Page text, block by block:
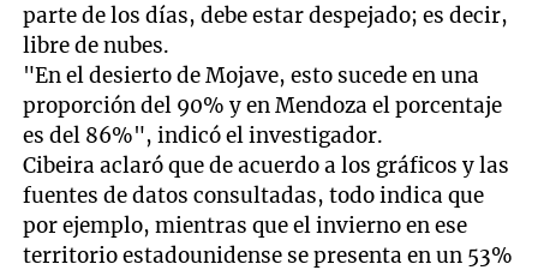
parte de los días, debe estar despejado; es decir,
libre de nubes.
"En el desierto de Mojave, esto sucede en una
proporción del 90% y en Mendoza el porcentaje
es del 86%", indicó el investigador.
Cibeira aclaró que de acuerdo a los gráficos y las
fuentes de datos consultadas, todo indica que
por ejemplo, mientras que el invierno en ese
territorio estadounidense se presenta en un 53%